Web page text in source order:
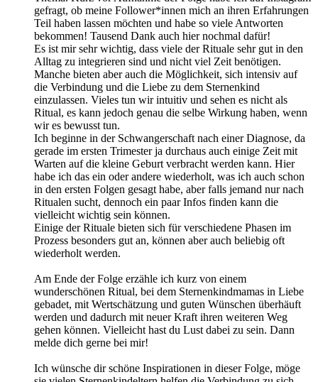
gefragt, ob meine Follower*innen mich an ihren Erfahrungen
Teil haben lassen möchten und habe so viele Antworten
bekommen! Tausend Dank auch hier nochmal dafür!
Es ist mir sehr wichtig, dass viele der Rituale sehr gut in den
Alltag zu integrieren sind und nicht viel Zeit benötigen.
Manche bieten aber auch die Möglichkeit, sich intensiv auf
die Verbindung und die Liebe zu dem Sternenkind
einzulassen. Vieles tun wir intuitiv und sehen es nicht als
Ritual, es kann jedoch genau die selbe Wirkung haben, wenn
wir es bewusst tun.
Ich beginne in der Schwangerschaft nach einer Diagnose, da
gerade im ersten Trimester ja durchaus auch einige Zeit mit
Warten auf die kleine Geburt verbracht werden kann. Hier
habe ich das ein oder andere wiederholt, was ich auch schon
in den ersten Folgen gesagt habe, aber falls jemand nur nach
Ritualen sucht, dennoch ein paar Infos finden kann die
vielleicht wichtig sein können.
Einige der Rituale bieten sich für verschiedene Phasen im
Prozess besonders gut an, können aber auch beliebig oft
wiederholt werden.
Am Ende der Folge erzähle ich kurz von einem
wunderschönen Ritual, bei dem Sternenkindmamas in Liebe
gebadet, mit Wertschätzung und guten Wünschen überhäuft
werden und dadurch mit neuer Kraft ihren weiteren Weg
gehen können. Vielleicht hast du Lust dabei zu sein. Dann
melde dich gerne bei mir!
Ich wünsche dir schöne Inspirationen in dieser Folge, möge